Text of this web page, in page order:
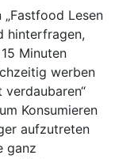
Lesen
hinterfragen,
Minuten
werben
Konsumieren
aufzutreten
ganz